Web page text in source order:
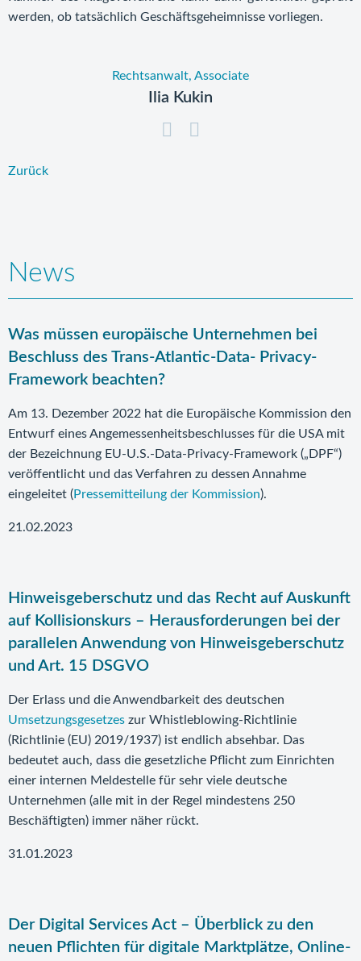
werden, ob tatsächlich Geschäftsgeheimnisse vorliegen.
Rechtsanwalt, Associate
Ilia Kukin
Zurück
News
Was müssen europäische Unternehmen bei
Beschluss des Trans-Atlantic-Data- Privacy-
Framework beachten?
Am 13. Dezember 2022 hat die Europäische Kommission den
Entwurf eines Angemessenheitsbeschlusses für die USA mit
der Bezeichnung EU-U.S.-Data-Privacy-Framework („DPF“)
veröffentlicht und das Verfahren zu dessen Annahme
eingeleitet (Pressemitteilung der Kommission).
21.02.2023
Hinweisgeberschutz und das Recht auf Auskunft
auf Kollisionskurs – Herausforderungen bei der
parallelen Anwendung von Hinweisgeberschutz
und Art. 15 DSGVO
Der Erlass und die Anwendbarkeit des deutschen
Umsetzungsgesetzes zur Whistleblowing-Richtlinie
(Richtlinie (EU) 2019/1937) ist endlich absehbar. Das
bedeutet auch, dass die gesetzliche Pflicht zum Einrichten
einer internen Meldestelle für sehr viele deutsche
Unternehmen (alle mit in der Regel mindestens 250
Beschäftigten) immer näher rückt.
31.01.2023
Der Digital Services Act – Überblick zu den
neuen Pflichten für digitale Marktplätze, Online-